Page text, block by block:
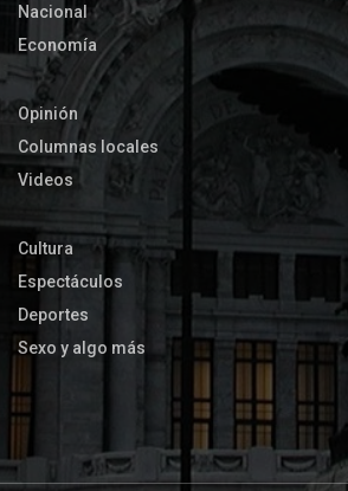
Nacional
Economía
Opinión
Columnas locales
Videos
Cultura
Espectáculos
Deportes
Sexo y algo más